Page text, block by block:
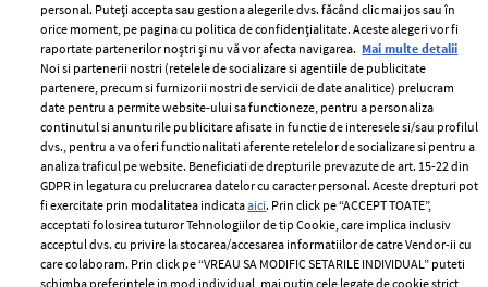
ELLE Style Awards
2024
Despre ELLE
Romania
Contact
Abonamente
Termeni si conditii
Politica de
confidențialitate
Politica de cookies
Publicitate
personal. Puteți accepta sau gestiona alegerile dvs. făcând clic mai jos sau în
orice moment, pe pagina cu politica de confidențialitate. Aceste alegeri vor fi
raportate partenerilor noștri și nu vă vor afecta navigarea. Mai multe detalii
Noi si partenerii nostri (retelele de socializare si agentiile de publicitate
partenere, precum si furnizorii nostri de servicii de date analitice) prelucram
date pentru a permite website-ului sa functioneze, pentru a personaliza
continutul si anunturile publicitare afisate in functie de interesele si/sau profilul
dvs., pentru a va oferi functionalitati aferente retelelor de socializare si pentru a
analiza traficul pe website. Beneficiati de drepturile prevazute de art. 15-22 din
GDPR in legatura cu prelucrarea datelor cu caracter personal. Aceste drepturi pot
fi exercitate prin modalitatea indicataaici. Prin click pe “ACCEPT TOATE”,
acceptati folosirea tuturor Tehnologiilor de tip Cookie, care implica inclusiv
acceptul dvs. cu privire la stocarea/accesarea informatiilor de catre Vendor-ii cu
care colaboram. Prin click pe “VREAU SA MODIFIC SETARILE INDIVIDUAL” puteti
schimba preferintele in mod individual, mai putin cele legate de cookie strict